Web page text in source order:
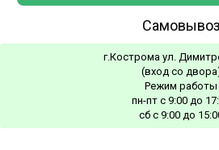
Cамовывоз
г.Кострома ул.
(вход со
Режим работы
пн-пт с 9:00 до
сб с 9:00 до